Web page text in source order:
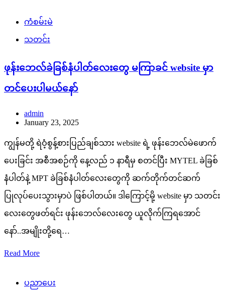
ကံစမ်းမဲ
သတင်း
ဖုန်းဘေလ်ခဲခြစ်နံပါတ်လေးတွေ မကြာခင် website မှာ
တင်ပေးပါမယ်နော်
admin
January 23, 2025
ကျွန်မတို့ ရဲဝံ့စွန့်စားပြည်ချစ်သား website ရဲ့ ဖုန်းဘေလ်မဲဖောက်
ပေးခြင်း အစီအစဉ်ကို နေ့လည် ၁ နာရီမှ စတင်ပြီး MYTEL ခဲခြစ်
နံပါတ်နဲ့ MPT ခဲခြစ်နံပါတ်လေးတွေကို ဆက်တိုက်တင်ဆက်
ပြုလုပ်ပေးသွားမှာပဲ ဖြစ်ပါတယ်။ ဒါကြောင့်မို့ website မှာ သတင်း
လေးတွေဖတ်ရင်း ဖုန်းဘေလ်လေးတွေ ယူလိုက်ကြရအောင်
နော်..အမျိုးတို့ရေ…
Read More
ပညာပေး